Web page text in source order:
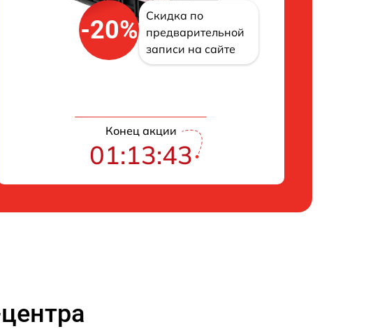
-20%
Скидка по
предварительной
записи на сайте
Конец акции
01:13:42